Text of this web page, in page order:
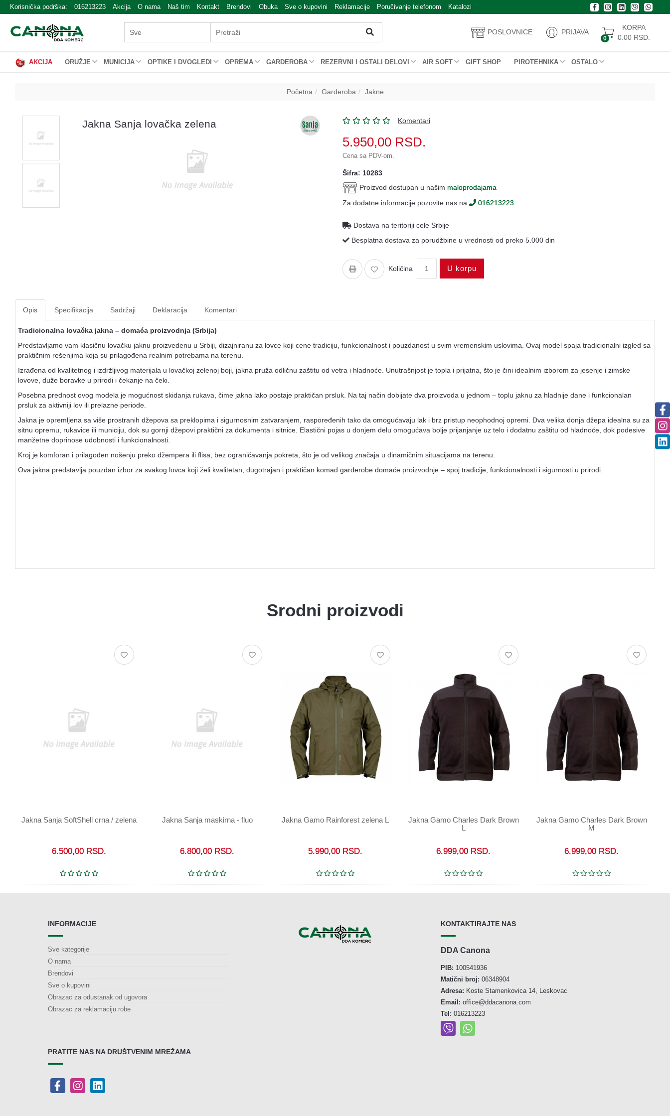
Korisnička podrška: 016213223 Akcija O nama Naš tim Kontakt Brendovi Obuka Sve o kupovini Reklamacije Poručivanje telefonom Katalozi
POSLOVNICE PRIJAVA
0
KORPA
0.00 RSD.
AKCIJA ORUŽJE MUNICIJA OPTIKE I DVOGLEDI OPREMA GARDEROBA REZERVNI I OSTALI DELOVI AIR SOFT GIFT SHOP PIROTEHNIKA OSTALO
Početna Garderoba Jakne
Jakna Sanja lovačka zelena Komentari
5.950,00 RSD.
Cena sa PDV-om.
Šifra: 10283
Proizvod dostupan u našim maloprodajama
Za dodatne informacije pozovite nas na
016213223
Dostava na teritoriji cele Srbije
Besplatna dostava za porudžbine u vrednosti od preko 5.000 din
Količina U korpu
Opis Specifikacija Sadržaji Deklaracija Komentari
Tradicionalna lovačka jakna – domaća proizvodnja (Srbija)
Predstavljamo vam klasičnu lovačku jaknu proizvedenu u Srbiji, dizajniranu za lovce koji cene tradiciju, funkcionalnost i pouzdanost u svim vremenskim uslovima. Ovaj model spaja tradicionalni izgled sa
praktičnim rešenjima koja su prilagođena realnim potrebama na terenu.
Izrađena od kvalitetnog i izdržljivog materijala u lovačkoj zelenoj boji, jakna pruža odličnu zaštitu od vetra i hladnoće. Unutrašnjost je topla i prijatna, što je čini idealnim izborom za jesenje i zimske
lovove, duže boravke u prirodi i čekanje na čeki.
Posebna prednost ovog modela je mogućnost skidanja rukava, čime jakna lako postaje praktičan prsluk. Na taj način dobijate dva proizvoda u jednom – toplu jaknu za hladnije dane i funkcionalan
prsluk za aktivniji lov ili prelazne periode.
Jakna je opremljena sa više prostranih džepova sa preklopima i sigurnosnim zatvaranjem, raspoređenih tako da omogućavaju lak i brz pristup neophodnoj opremi. Dva velika donja džepa idealna su za
sitnu opremu, rukavice ili municiju, dok su gornji džepovi praktični za dokumenta i sitnice. Elastični pojas u donjem delu omogućava bolje prijanjanje uz telo i dodatnu zaštitu od hladnoće, dok podesive
manžetne doprinose udobnosti i funkcionalnosti.
Kroj je komforan i prilagođen nošenju preko džempera ili flisa, bez ograničavanja pokreta, što je od velikog značaja u dinamičnim situacijama na terenu.
Ova jakna predstavlja pouzdan izbor za svakog lovca koji želi kvalitetan, dugotrajan i praktičan komad garderobe domaće proizvodnje – spoj tradicije, funkcionalnosti i sigurnosti u prirodi.
Srodni proizvodi
U korpu
Jakna Sanja SoftShell crna / zelena
6.500,00 RSD.
Vidi artikal
Jakna Sanja maskirna - fluo
6.800,00 RSD.
U korpu
Jakna Gamo Rainforest zelena L
5.990,00 RSD.
U korpu
Jakna Gamo Charles Dark Brown
L
6.999,00 RSD.
U korpu
Jakna Gamo Charles Dark Brown
M
6.999,00 RSD.
INFORMACIJE
Sve kategorije
O nama
Brendovi
Sve o kupovini
Obrazac za odustanak od ugovora
Obrazac za reklamaciju robe
KONTAKTIRAJTE NAS
DDA Canona
PIB: 100541936
Matični broj: 06348904
Adresa: Koste Stamenkovica 14, Leskovac
Email:office@ddacanona.com
Tel:016213223
PRATITE NAS NA DRUŠTVENIM MREŽAMA